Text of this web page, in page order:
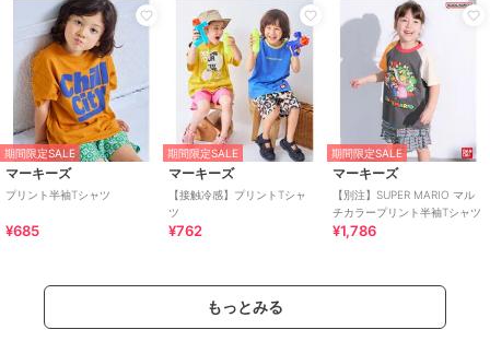
期間限定SALE
マーキーズ
プリント半袖Tシャツ
¥685
期間限定SALE
マーキーズ
【接触冷感】プリントTシャ
ツ
¥762
期間限定SALE
マーキーズ
【別注】SUPER MARIO マル
チカラープリント半袖Tシャツ
¥1,786
もっとみる